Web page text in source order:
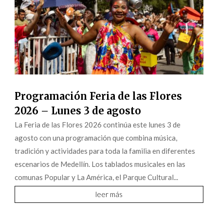
Programación Feria de las Flores
2026 – Lunes 3 de agosto
La Feria de las Flores 2026 continúa este lunes 3 de
agosto con una programación que combina música,
tradición y actividades para toda la familia en diferentes
escenarios de Medellín. Los tablados musicales en las
comunas Popular y La América, el Parque Cultural...
leer más